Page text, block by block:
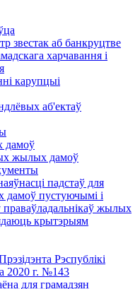
звестак аб банкруцтве
харчавання і
карупцыі
аб'ектаў
дамоў
жылых дамоў
падстаў для
пустуючымі і
праваўладальнікаў жылых
крытэрыям
Рэспублікі
2020 г. №143
для грамадзян